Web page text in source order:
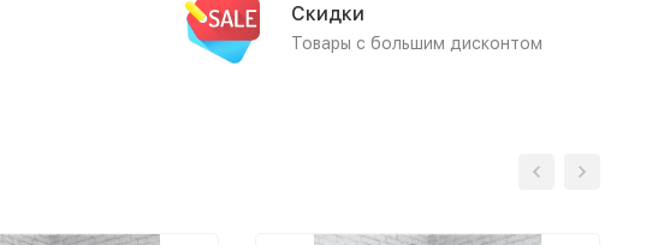
Скидки
Товары с большим дисконтом